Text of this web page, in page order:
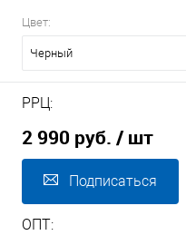
Цвет:
Черный
РРЦ:
2 990 руб. / шт
Подписаться
ОПТ: